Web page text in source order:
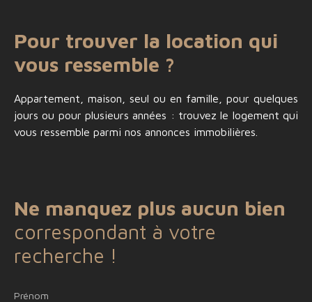
Pour trouver la location qui
vous ressemble ?
Appartement, maison, seul ou en famille, pour quelques
jours ou pour plusieurs années : trouvez le logement qui
vous ressemble parmi nos annonces immobilières.
Ne manquez plus aucun bien
correspondant à votre
recherche !
Prénom